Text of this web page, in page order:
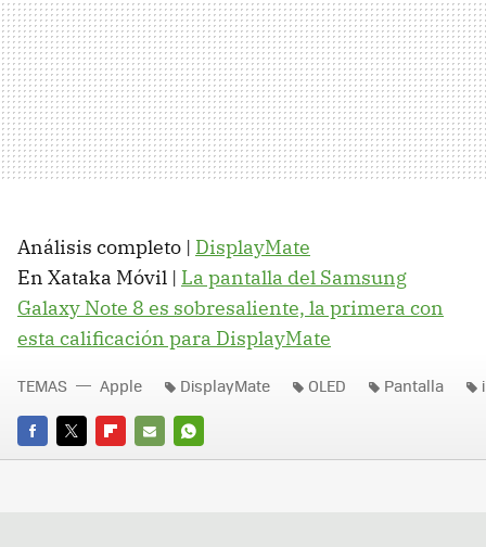
Análisis completo | DisplayMate
En Xataka Móvil | La pantalla del Samsung
Galaxy Note 8 es sobresaliente, la primera con
esta calificación para DisplayMate
FACEBOOK
TWITTERFLIPBOARD
E-
WHATSAPP
TEMAS Apple DisplayMate OLED Pantalla